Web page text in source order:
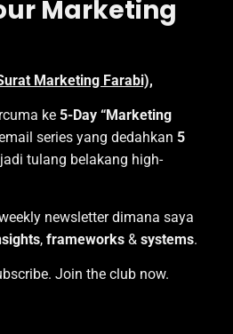
Marketing
Marketing Farabi),
ke 5-Day “Marketing
series yang dedahkan 5
tulang belakang high-
newsletter dimana saya
, frameworks & systems.
Join the club now.